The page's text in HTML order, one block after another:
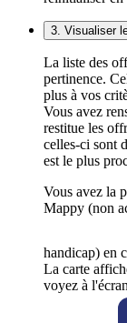
3. Visualiser
La liste des
pertinence.
plus à vos
Vous avez
restitue les
celles-ci sont
est le plus
Vous avez la
Mappy (non
handicap) en
La carte
voyez à